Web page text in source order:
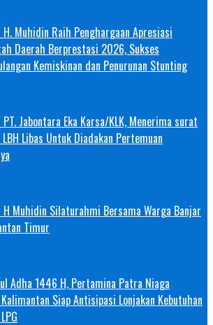
H. Muhidin Raih Penghargaan Apresiasi
Daerah Berprestasi 2026, Sukses
Kemiskinan dan Penurunan Stunting
Jabontara Eka Karsa/KLK, Menerima surat
Libas Untuk Diadakan Pertemuan
H Muhidin Silaturahmi Bersama Warga Banjar
Timur
Adha 1446 H, Pertamina Patra Niaga
Siap Antisipasi Lonjakan Kebutuhan